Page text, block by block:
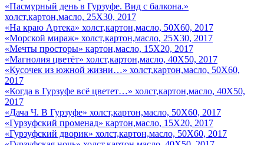
«Пасмурный день в Гурзуфе. Вид с балкона.»
холст,картон,масло, 25Х30, 2017
«На краю Артека» холст,картон,масло, 50Х60, 2017
«Морской мираж» холст,картон,масло, 25Х30, 2017
«Мечты просторы» картон,масло, 15Х20, 2017
«Магнолия цветёт» холст,картон,масло, 40Х50, 2017
«Кусочек из южной жизни…» холст,картон,масло, 50Х60,
2017
«Когда в Гурзуфе всё цветет…» холст,картон,масло, 40Х50,
2017
«Дача Ч. В Гурзуфе» холст,картон,масло, 50Х60, 2017
«Гурзуфский променад» картон,масло, 15Х20, 2017
«Гурзуфский дворик» холст,картон,масло, 50Х60, 2017